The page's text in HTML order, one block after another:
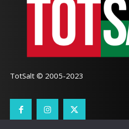
TotSalt © 2005-2023